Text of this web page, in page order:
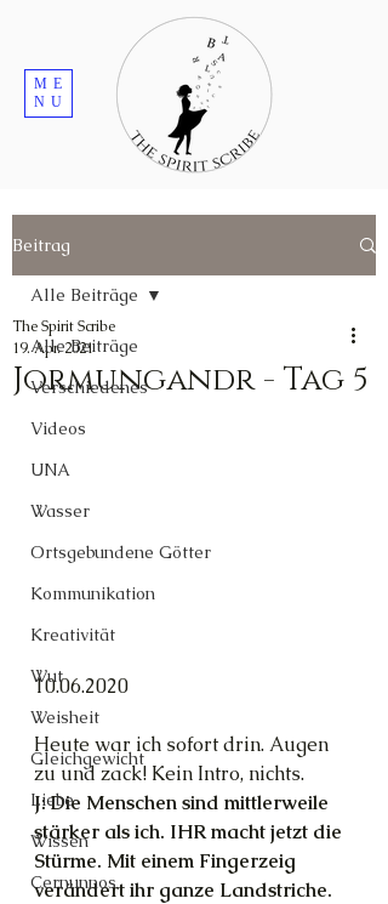
ME
NU
Beitrag
Alle Beiträge
Verschiedenes
Videos
UNA
Wasser
Ortsgebundene Götter
Kommunikation
Kreativität
Wut
Weisheit
Gleichgewicht
Liebe
Wissen
Cernunnos
Alle Beiträge
Jormungandr - Tag 5
The Spirit Scribe
19. Apr. 2021
10.06.2020
Heute war ich sofort drin. Augen
zu und zack! Kein Intro, nichts.
J: Die Menschen sind mittlerweile
stärker als ich. IHR macht jetzt die
Stürme. Mit einem Fingerzeig
verändert ihr ganze Landstriche.